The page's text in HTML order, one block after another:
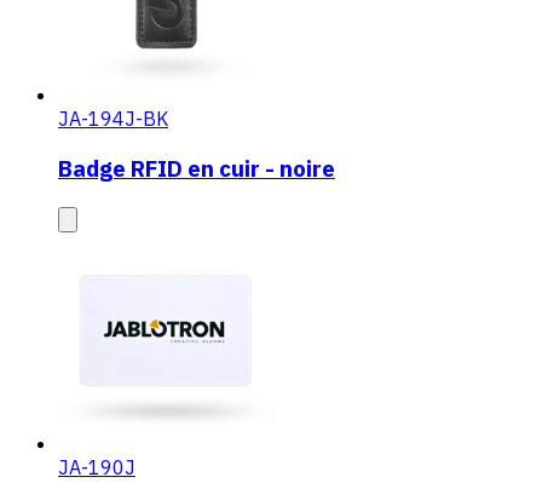
JA-194J-BK
Badge RFID en cuir - noire
JA-190J